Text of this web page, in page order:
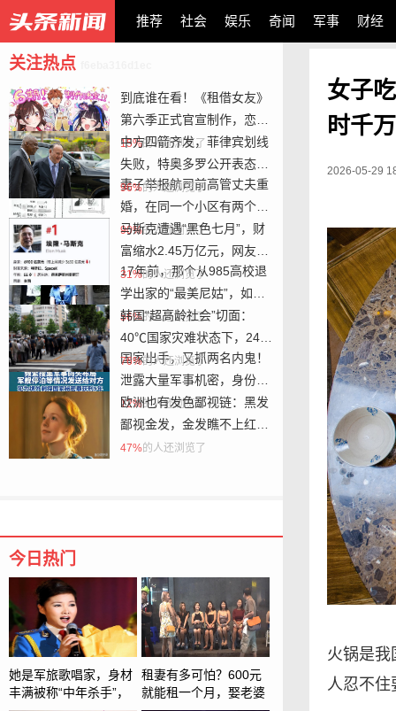
推荐 社会 娱乐 奇闻 军事 财经
关注热点
到底谁在看！《租借女友》
第六季正式官宣制作，恋爱
番最长的河？
15%的人还浏览了
妻子举报航司前高管丈夫重
婚，在同一个小区有两个
“家”，最新进展
90%的人还浏览了
17年前，那个从985高校退
学出家的“最美尼姑”，如今
怎么样了？
56%的人还浏览了
国家出手，又抓两名内鬼！
泄露大量军事机密，身份全
都不简单
12%的人还浏览了
小编精选
中方四箭齐发，菲律宾划线
失败，特奥多罗公开表态，
背后推手出现
96%的人还浏览了
马斯克遭遇“黑色七月”，财
富缩水2.45万亿元，网友：
亏掉了两个“黄仁勋”
31%的人还浏览了
韩国“超高龄社会”切面：
40℃国家灾难状态下，2400
名首尔老人还在巷子里收废
纸
76%的人还浏览了
欧洲也有发色鄙视链：黑发
鄙视金发，金发瞧不上红
发，真相太意外
47%的人还浏览了
今日热门
她是军旅歌唱家，身材
丰满被称“中年杀手”，
租妻有多可怕？600元
就能租一个月，娶老婆
女子
时千
2026-05-29
火锅是我
人忍不住